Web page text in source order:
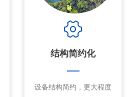
结构简约化
设备结构简约，更大程度